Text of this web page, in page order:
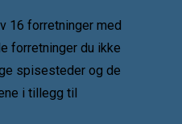
16 forretninger med
forretninger du ikke
spisesteder og de
i tillegg til